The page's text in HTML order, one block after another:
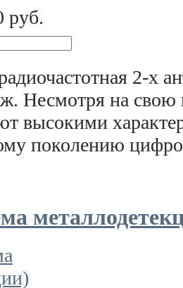
руб.
2-х
Несмотря на
высокими
поколению